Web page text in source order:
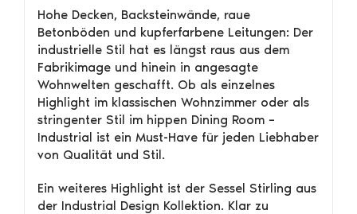
Hohe Decken, Backsteinwände, raue
Betonböden und kupferfarbene Leitungen: Der
industrielle Stil hat es längst raus aus dem
Fabrikimage und hinein in angesagte
Wohnwelten geschafft. Ob als einzelnes
Highlight im klassischen Wohnzimmer oder als
stringenter Stil im hippen Dining Room –
Industrial ist ein Must-Have für jeden Liebhaber
von Qualität und Stil.
Ein weiteres Highlight ist der Sessel Stirling aus
der Industrial Design Kollektion. Klar zu